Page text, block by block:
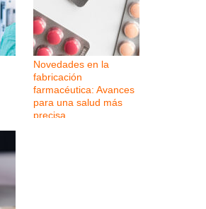
Novedades en la
fabricación
farmacéutica: Avances
para una salud más
precisa